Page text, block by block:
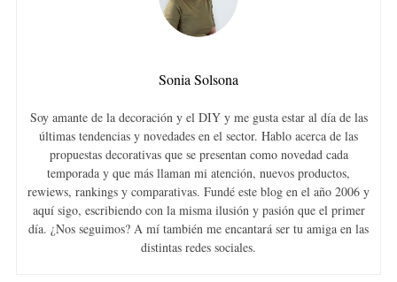
Sonia Solsona
Soy amante de la decoración y el DIY y me gusta estar al día de las
últimas tendencias y novedades en el sector. Hablo acerca de las
propuestas decorativas que se presentan como novedad cada
temporada y que más llaman mi atención, nuevos productos,
rewiews, rankings y comparativas. Fundé este blog en el año 2006 y
aquí sigo, escribiendo con la misma ilusión y pasión que el primer
día. ¿Nos seguimos? A mí también me encantará ser tu amiga en las
distintas redes sociales.